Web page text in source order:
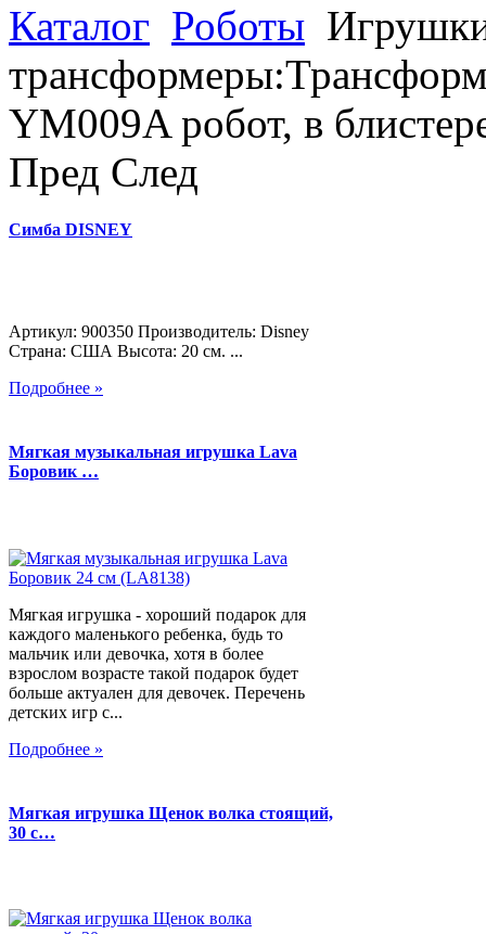
Каталог Роботы
YM009A робот, в
Пред След
Симба DISNEY
Артикул: 900350 Производитель: Disney
Страна: США Высота: 20 см. ...
Подробнее »
Мягкая музыкальная игрушка Lava
Боровик …
Мягкая игрушка - хороший подарок для
каждого маленького ребенка, будь то
мальчик или девочка, хотя в более
взрослом возрасте такой подарок будет
больше актуален для девочек. Перечень
детских игр с...
Подробнее »
Мягкая игрушка Щенок волка стоящий,
30 с…